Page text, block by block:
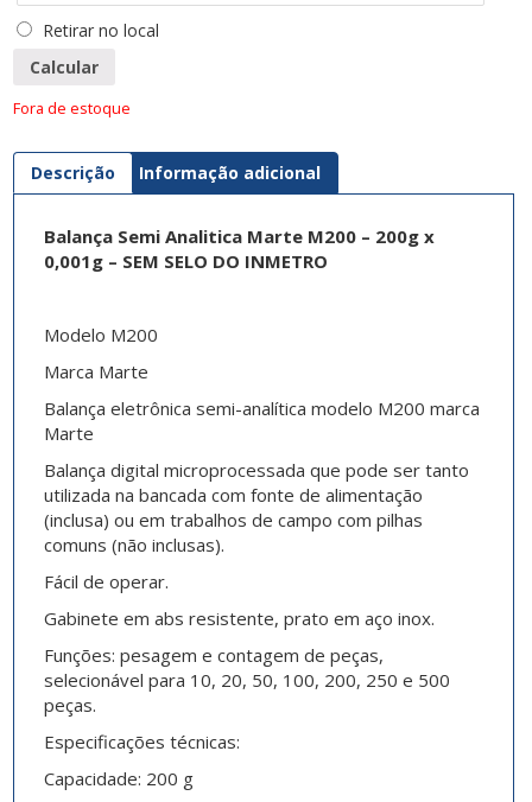
Retirar no local
Calcular
Fora de estoque
Descrição Informação adicional
Balança Semi Analitica Marte M200 – 200g x
0,001g – SEM SELO DO INMETRO
Modelo M200
Marca Marte
Balança eletrônica semi-analítica modelo M200 marca
Marte
Balança digital microprocessada que pode ser tanto
utilizada na bancada com fonte de alimentação
(inclusa) ou em trabalhos de campo com pilhas
comuns (não inclusas).
Fácil de operar.
Gabinete em abs resistente, prato em aço inox.
Funções: pesagem e contagem de peças,
selecionável para 10, 20, 50, 100, 200, 250 e 500
peças.
Especificações técnicas:
Capacidade: 200 g